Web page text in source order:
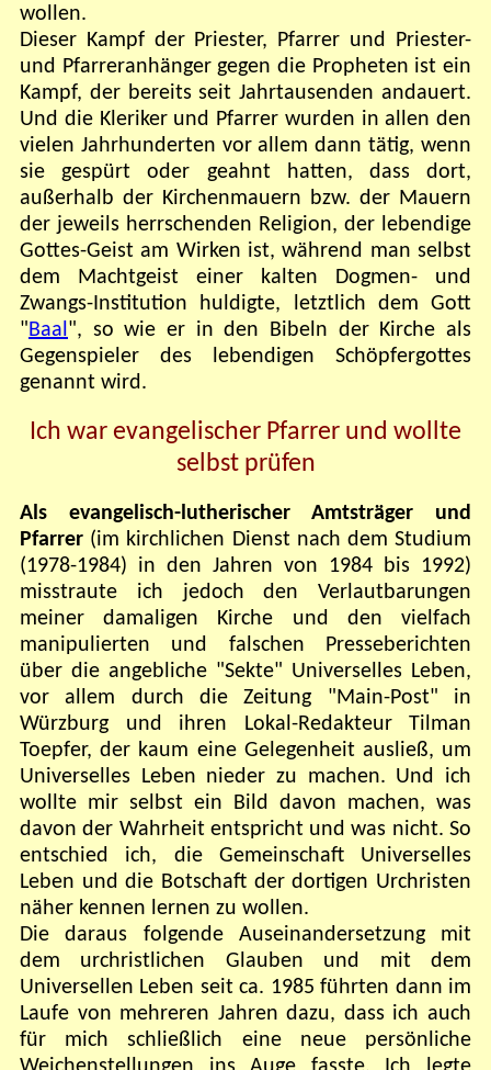
wollen.
Dieser Kampf der Priester, Pfarrer und Priester-
und Pfarreranhänger gegen die Propheten ist ein
Kampf, der bereits seit Jahrtausenden andauert.
Und die Kleriker und Pfarrer wurden in allen den
vielen Jahrhunderten vor allem dann tätig, wenn
sie gespürt oder geahnt hatten, dass dort,
außerhalb der Kirchenmauern bzw. der Mauern
der jeweils herrschenden Religion, der lebendige
Gottes-Geist am Wirken ist, während man selbst
dem Machtgeist einer kalten Dogmen- und
Zwangs-Institution huldigte, letztlich dem Gott
" Baal ", so wie er in den Bibeln der Kirche als
Gegenspieler des lebendigen Schöpfergottes
genannt wird.
Ich war evangelischer Pfarrer und wollte
selbst prüfen
Als evangelisch-lutherischer Amtsträger und
Pfarrer (im kirchlichen Dienst nach dem Studium
(1978-1984) in den Jahren von 1984 bis 1992)
misstraute ich jedoch den Verlautbarungen
meiner damaligen Kirche und den vielfach
manipulierten und falschen Presseberichten
über die angebliche "Sekte" Universelles Leben,
vor allem durch die Zeitung "Main-Post" in
Würzburg und ihren Lokal-Redakteur Tilman
Toepfer, der kaum eine Gelegenheit ausließ, um
Universelles Leben nieder zu machen. Und ich
wollte mir selbst ein Bild davon machen, was
davon der Wahrheit entspricht und was nicht. So
entschied ich, die Gemeinschaft Universelles
Leben und die Botschaft der dortigen Urchristen
näher kennen lernen zu wollen.
Die daraus folgende Auseinandersetzung mit
dem urchristlichen Glauben und mit dem
Universellen Leben seit ca. 1985 führten dann im
Laufe von mehreren Jahren dazu, dass ich auch
für mich schließlich eine neue persönliche